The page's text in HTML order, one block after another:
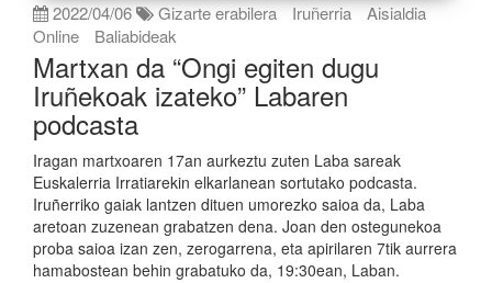
2022/04/06 Gizarte erabilera Iruñerria
Aisialdia
Online
Baliabideak
Martxan da “Ongi egiten dugu
Iruñekoak izateko” Labaren
podcasta
Iragan martxoaren 17an aurkeztu zuten Laba sareak
Euskalerria Irratiarekin elkarlanean sortutako podcasta.
Iruñerriko gaiak lantzen dituen umorezko saioa da, Laba
aretoan zuzenean grabatzen dena. Joan den ostegunekoa
proba saioa izan zen, zerogarrena, eta apirilaren 7tik aurrera
hamabostean behin grabatuko da, 19:30ean, Laban.